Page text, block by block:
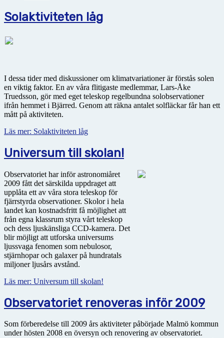
Solaktiviteten låg
I dessa tider med diskussioner om klimatvariationer är förstås solen
en viktig faktor. En av våra flitigaste medlemmar, Lars-Åke
Truedsson, gör med eget teleskop regelbundna solobservationer
ifrån hemmet i Bjärred. Genom att räkna antalet solfläckar får han ett
mått på aktiviteten.
Läs mer: Solaktiviteten låg
Universum till skolan!
Observatoriet har inför astronomiåret
2009 fått det särskilda uppdraget att
upplåta ett av våra stora teleskop för
fjärrstyrda observationer. Skolor i hela
landet kan kostnadsfritt få möjlighet att
från egna klassrum styra vårt teleskop
och dess ljuskänsliga CCD-kamera. Det
blir möjligt att utforska universums
ljussvaga fenomen som nebulosor,
stjärnhopar och galaxer på hundratals
miljoner ljusårs avstånd.
Läs mer: Universum till skolan!
Observatoriet renoveras inför 2009
Som förberedelse till 2009 års aktiviteter påbörjade Malmö kommun
under hösten 2008 en översyn och renovering av observatoriet.